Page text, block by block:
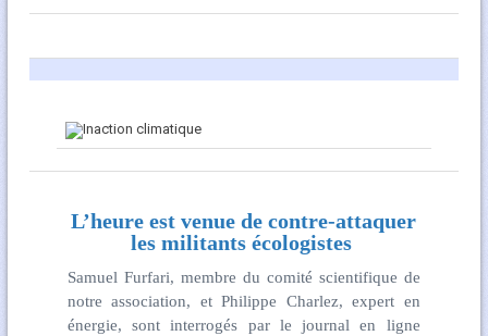
L’heure est venue de contre-attaquer
les militants écologistes
Samuel Furfari, membre du comité scientifique de
notre association, et Philippe Charlez, expert en
énergie, sont interrogés par le journal en ligne